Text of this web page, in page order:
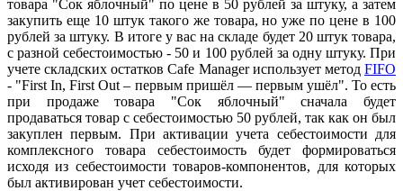
товара "Сок яблочный" по цене в 50 рублей за штуку, а затем
закупить еще 10 штук такого же товара, но уже по цене в 100
рублей за штуку. В итоге у вас на складе будет 20 штук товара,
с разной себестоимостью - 50 и 100 рублей за одну штуку. При
учете складских остатков Cafe Manager использует метод FIFO
- "First In, First Out – первым пришёл — первым ушёл". То есть
при продаже товара "Сок яблочный" сначала будет
продаваться товар с себестоимостью 50 рублей, так как он был
закуплен первым. При активации учета себестоимости для
комплексного товара себестоимость будет формироваться
исходя из себестоимости товаров-компонентов, для которых
был активирован учет себестоимости.